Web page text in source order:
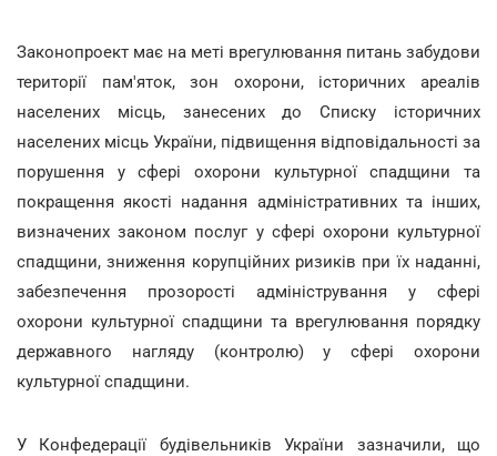
Законопроект має на меті врегулювання питань забудови
території пам'яток, зон охорони, історичних ареалів
населених місць, занесених до Списку історичних
населених місць України, підвищення відповідальності за
порушення у сфері охорони культурної спадщини та
покращення якості надання адміністративних та інших,
визначених законом послуг у сфері охорони культурної
спадщини, зниження корупційних ризиків при їх наданні,
забезпечення прозорості адміністрування у сфері
охорони культурної спадщини та врегулювання порядку
державного нагляду (контролю) у сфері охорони
культурної спадщини.
У Конфедерації будівельників України зазначили, що